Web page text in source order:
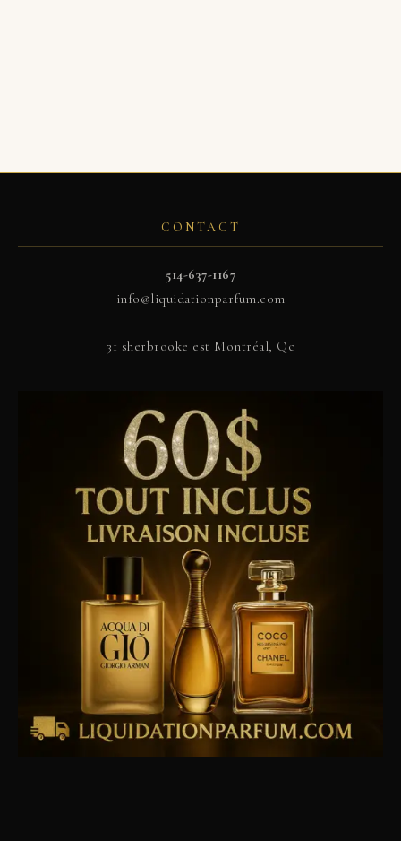
CONTACT
514-637-1167
info@liquidationparfum.com
31 sherbrooke est Montréal, Qc